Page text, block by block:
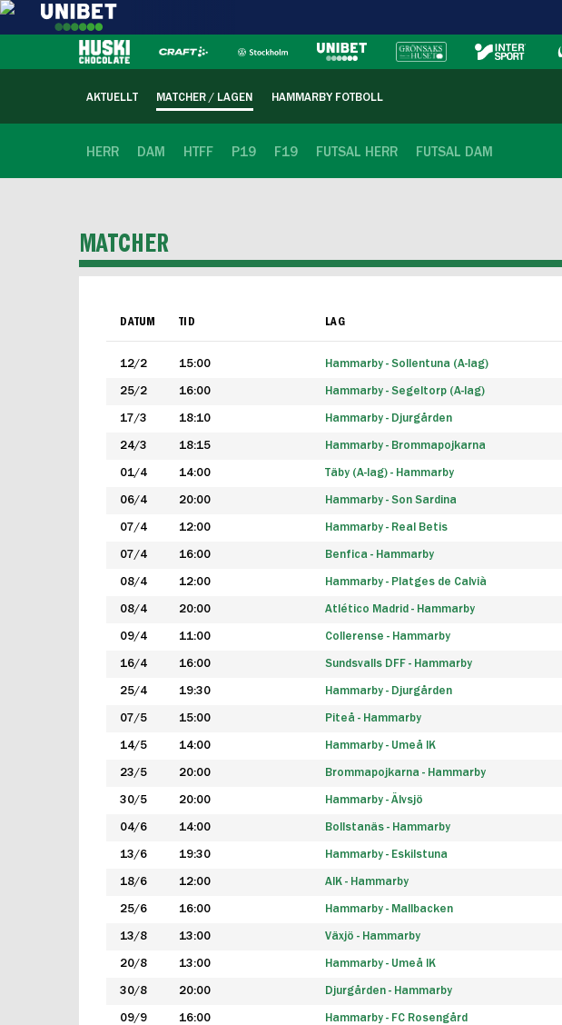
AKTUELLT MATCHER / LAGEN HAMMARBY FOTBOLL
HERR DAM HTFF P19 F19 FUTSAL HERR FUTSAL DAM
MATCHER
DATUM TID LAG
12/2 15:00 Hammarby - Sollentuna (A-lag)
25/2 16:00 Hammarby - Segeltorp (A-lag)
17/3 18:10 Hammarby - Djurgården
24/3 18:15 Hammarby - Brommapojkarna
01/4 14:00 Täby (A-lag) - Hammarby
06/4 20:00 Hammarby - Son Sardina
07/4 12:00 Hammarby - Real Betis
07/4 16:00 Benfica - Hammarby
08/4 12:00 Hammarby - Platges de Calvià
08/4 20:00 Atlético Madrid - Hammarby
09/4 11:00 Collerense - Hammarby
16/4 16:00 Sundsvalls DFF - Hammarby
25/4 19:30 Hammarby - Djurgården
07/5 15:00 Piteå - Hammarby
14/5 14:00 Hammarby - Umeå IK
23/5 20:00 Brommapojkarna - Hammarby
30/5 20:00 Hammarby - Älvsjö
04/6 14:00 Bollstanäs - Hammarby
13/6 19:30 Hammarby - Eskilstuna
18/6 12:00 AIK - Hammarby
25/6 16:00 Hammarby - Mallbacken
13/8 13:00 Växjö - Hammarby
20/8 13:00 Hammarby - Umeå IK
30/8 20:00 Djurgården - Hammarby
09/9 16:00 Hammarby - FC Rosengård